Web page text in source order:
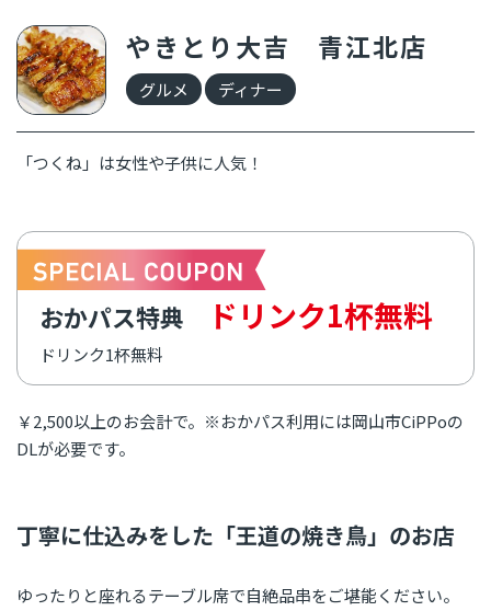
やきとり大吉 青江北店
グルメ ディナー
「つくね」は女性や子供に人気！
おかパス特典 ドリンク1杯無料
ドリンク1杯無料
￥2,500以上のお会計で。 ※おかパス利用には岡山市CiPPoの
DLが必要です。
丁寧に仕込みをした「王道の焼き鳥」のお店
ゆったりと座れるテーブル席で自絶品串をご堪能ください。